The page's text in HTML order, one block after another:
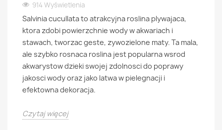
914 Wyświetlenia
Salvinia cucullata to atrakcyjna roslina plywajaca,
ktora zdobi powierzchnie wody w akwariach i
stawach, tworzac geste, zywozielone maty. Ta mala,
ale szybko rosnaca roslina jest popularna wsrod
akwarystow dzieki swojej zdolnosci do poprawy
jakosci wody oraz jako latwa w pielegnacji i
efektowna dekoracja.
Czytaj więcej